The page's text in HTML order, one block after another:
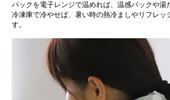
パックを電子レンジで温めれば、温感パックや湯
冷凍庫で冷やせば、暑い時の熱冷ましやリフレッ
す。